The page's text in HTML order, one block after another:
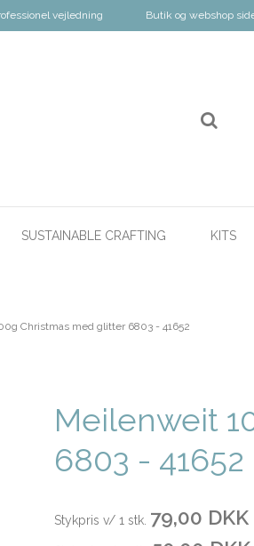
vejledning Butik og webshop
SUSTAINABLE CRAFTING KITS
Christmas med glitter 6803 - 41652
Meilenweit
6803 - 41652
Stykpris v/ 1 stk. 79,00 DKK